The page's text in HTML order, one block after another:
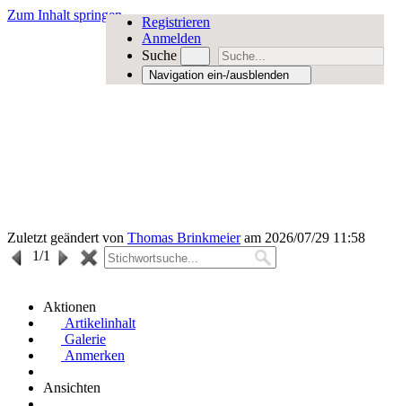
Zum Inhalt springen
Registrieren
Anmelden
Suche
Navigation ein-/ausblenden
Zuletzt geändert von Thomas Brinkmeieram 2026/07/29 11:58
1/1
Aktionen
Artikelinhalt
Galerie
Anmerken
Ansichten